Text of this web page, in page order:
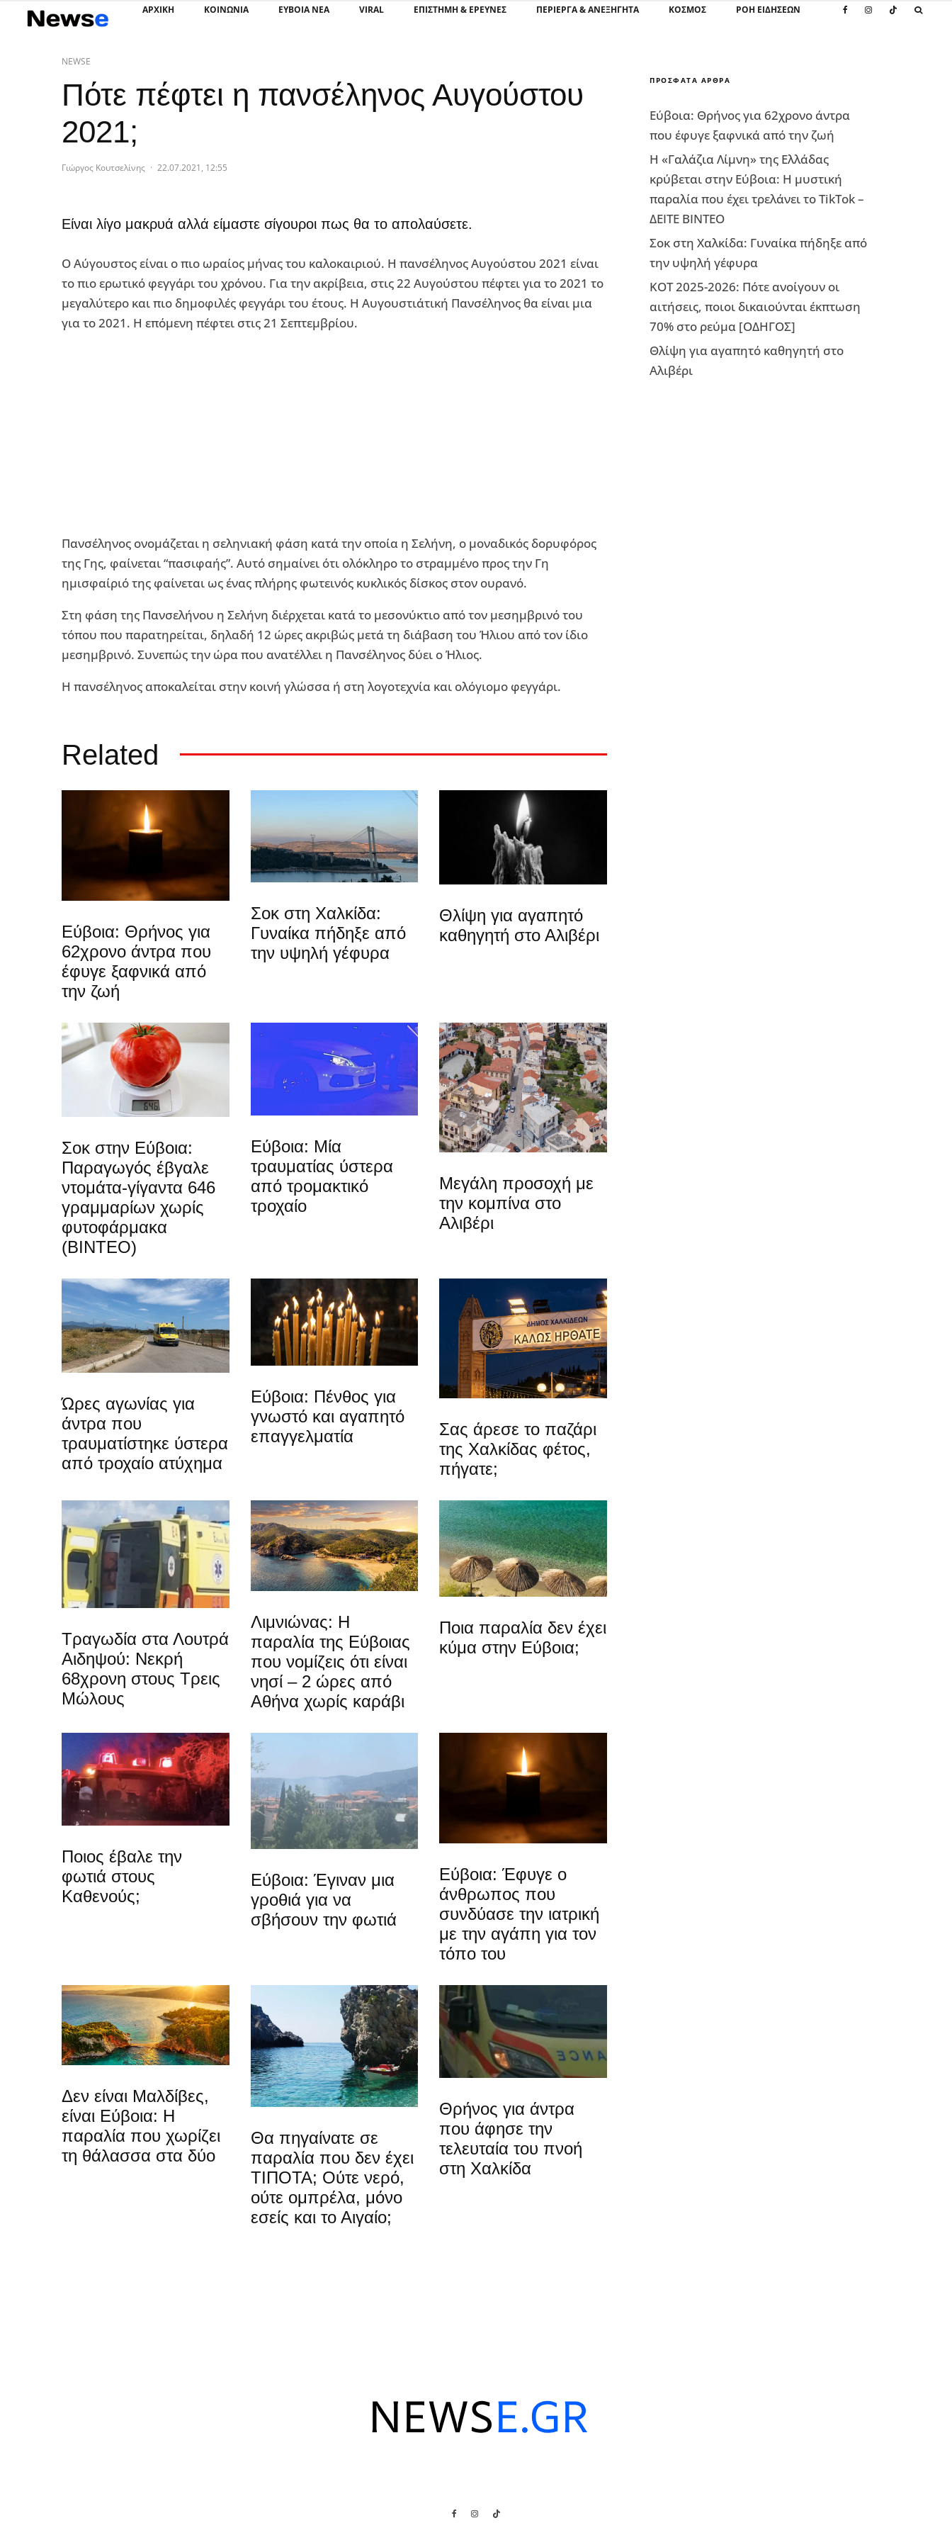
ΑΡΧΙΚΗ ΚΟΙΝΩΝΙΑ ΕΥΒΟΙΑ ΝΕΑ VIRAL ΕΠΙΣΤΉΜΗ & ΈΡΕΥΝΕΣ ΠΕΡΊΕΡΓΑ & ΑΝΕΞΉΓΗΤΑ ΚΌΣΜΟΣ ΡΟΗ ΕΙΔΗΣΕΩΝ
NEWSE
Πότε πέφτει η πανσέληνος Αυγούστου
2021;
Γιώργος Κουτσελίνης · 22.07.2021, 12:55
Είναι λίγο μακρυά αλλά είμαστε σίγουροι πως θα το απολαύσετε.
Ο Αύγουστος είναι ο πιο ωραίος μήνας του καλοκαιριού. Η πανσέληνος Αυγούστου 2021 είναι
το πιο ερωτικό φεγγάρι του χρόνου. Για την ακρίβεια, στις 22 Αυγούστου πέφτει για το 2021 το
μεγαλύτερο και πιο δημοφιλές φεγγάρι του έτους. Η Αυγουστιάτική Πανσέληνος θα είναι μια
για το 2021. Η επόμενη πέφτει στις 21 Σεπτεμβρίου.
Πανσέληνος ονομάζεται η σεληνιακή φάση κατά την οποία η Σελήνη, ο μοναδικός δορυφόρος
της Γης, φαίνεται “πασιφαής”. Αυτό σημαίνει ότι ολόκληρο το στραμμένο προς την Γη
ημισφαίριό της φαίνεται ως ένας πλήρης φωτεινός κυκλικός δίσκος στον ουρανό.
Στη φάση της Πανσελήνου η Σελήνη διέρχεται κατά το μεσονύκτιο από τον μεσημβρινό του
τόπου που παρατηρείται, δηλαδή 12 ώρες ακριβώς μετά τη διάβαση του Ήλιου από τον ίδιο
μεσημβρινό. Συνεπώς την ώρα που ανατέλλει η Πανσέληνος δύει ο Ήλιος.
Η πανσέληνος αποκαλείται στην κοινή γλώσσα ή στη λογοτεχνία και ολόγιομο φεγγάρι.
Related
Εύβοια: Θρήνος για
62χρονο άντρα που
έφυγε ξαφνικά από
την ζωή
Σοκ στη Χαλκίδα:
Γυναίκα πήδηξε από
την υψηλή γέφυρα
Θλίψη για αγαπητό
καθηγητή στο Αλιβέρι
Σοκ στην Εύβοια:
Παραγωγός έβγαλε
ντομάτα-γίγαντα 646
γραμμαρίων χωρίς
φυτοφάρμακα
(ΒΙΝΤΕΟ)
Εύβοια: Μία
τραυματίας ύστερα
από τρομακτικό
τροχαίο
Μεγάλη προσοχή με
την κομπίνα στο
Αλιβέρι
Ώρες αγωνίας για
άντρα που
τραυματίστηκε ύστερα
από τροχαίο ατύχημα
Εύβοια: Πένθος για
γνωστό και αγαπητό
επαγγελματία
Σας άρεσε το παζάρι
της Χαλκίδας φέτος,
πήγατε;
Τραγωδία στα Λουτρά
Αιδηψού: Νεκρή
68χρονη στους Τρεις
Μώλους
Λιμνιώνας: Η
παραλία της Εύβοιας
που νομίζεις ότι είναι
νησί – 2 ώρες από
Αθήνα χωρίς καράβι
Ποια παραλία δεν έχει
κύμα στην Εύβοια;
Ποιος έβαλε την
φωτιά στους
Καθενούς;
Εύβοια: Έγιναν μια
γροθιά για να
σβήσουν την φωτιά
Εύβοια: Έφυγε ο
άνθρωπος που
συνδύασε την ιατρική
με την αγάπη για τον
τόπο του
Δεν είναι Μαλδίβες,
είναι Εύβοια: Η
παραλία που χωρίζει
τη θάλασσα στα δύο
Θα πηγαίνατε σε
παραλία που δεν έχει
ΤΙΠΟΤΑ; Ούτε νερό,
ούτε ομπρέλα, μόνο
εσείς και το Αιγαίο;
Θρήνος για άντρα
που άφησε την
τελευταία του πνοή
στη Χαλκίδα
ΠΡΌΣΦΑΤΑ ΆΡΘΡΑ
Εύβοια: Θρήνος για 62χρονο άντρα
που έφυγε ξαφνικά από την ζωή
Η «Γαλάζια Λίμνη» της Ελλάδας
κρύβεται στην Εύβοια: Η μυστική
παραλία που έχει τρελάνει το TikTok –
ΔΕΙΤΕ ΒΙΝΤΕΟ
Σοκ στη Χαλκίδα: Γυναίκα πήδηξε από
την υψηλή γέφυρα
ΚΟΤ 2025-2026: Πότε ανοίγουν οι
αιτήσεις, ποιοι δικαιούνται έκπτωση
70% στο ρεύμα [ΟΔΗΓΟΣ]
Θλίψη για αγαπητό καθηγητή στο
Αλιβέρι